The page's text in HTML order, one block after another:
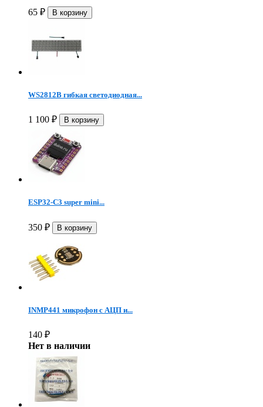
65 ₽
WS2812B гибкая светодиодная...
1 100 ₽
ESP32-C3 super mini...
350 ₽
INMP441 микрофон c АЦП и...
140 ₽
Нет в наличии